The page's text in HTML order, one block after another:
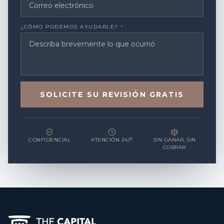
¿CÓMO PODEMOS AYUDARLE? *
SOLICITE SU REVISIÓN GRATIS
CONFIDENCIAL ATENCIÓN 24/7
SIN GANAR, SIN
COBRAR